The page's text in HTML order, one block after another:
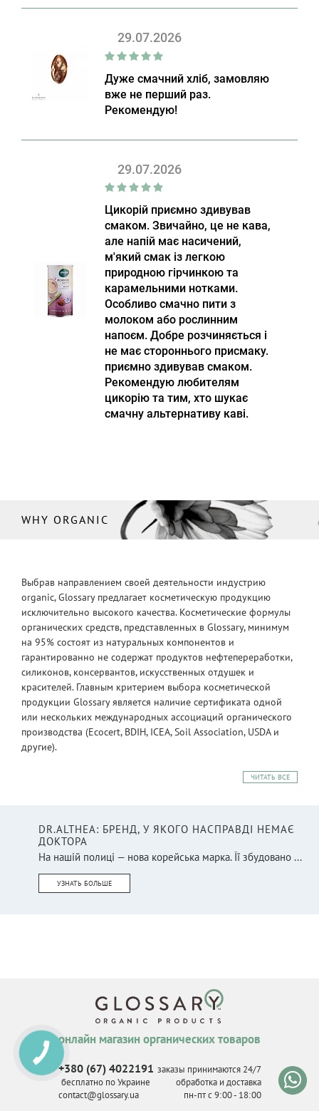
29.07.2026
Дуже смачний хліб, замовляю
вже не перший раз.
Рекомендую!
29.07.2026
Цикорій приємно здивував
смаком. Звичайно, це не кава,
але напій має насичений,
м'який смак із легкою
природною гірчинкою та
карамельними нотками.
Особливо смачно пити з
молоком або рослинним
напоєм. Добре розчиняється і
не має стороннього присмаку.
приємно здивував смаком.
Рекомендую любителям
цикорію та тим, хто шукає
смачну альтернативу каві.
WHY ORGANIC
Выбрав направлением своей деятельности индустрию
organic, Glossary предлагает косметическую продукцию
исключительно высокого качества. Косметические формулы
органических средств, представленных в Glossary, минимум
на 95% состоят из натуральных компонентов и
гарантированно не содержат продуктов нефтепереработки,
силиконов, консервантов, искусственных отдушек и
красителей. Главным критерием выбора косметической
продукции Glossary является наличие сертификата одной
или нескольких международных ассоциаций органического
производства (Ecocert, BDIH, ICEA, Soil Association, USDA и
другие).
ЧИТАТЬ ВСЕ
DR.ALTHEA: БРЕНД, У ЯКОГО НАСПРАВДІ НЕМАЄ
ДОКТОРА
На нашій полиці — нова корейська марка. Її збудовано ...
УЗНАТЬ БОЛЬШЕ
онлайн магазин органических товаров
+380 (67) 4022191
бесплатно по Украине
contact@glossary.ua
заказы принимаются 24/7
обработка и доставка
пн-пт с 9:00 - 18:00
КНОПКА
СВЯЗИ